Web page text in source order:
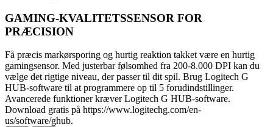
GAMING-KVALITETSSENSOR FOR
PRÆCISION
Få præcis markørsporing og hurtig reaktion takket være en hurtig
gamingsensor. Med justerbar følsomhed fra 200-8.000 DPI kan du
vælge det rigtige niveau, der passer til dit spil. Brug Logitech G
HUB-software til at programmere op til 5 forudindstillinger.
Avancerede funktioner kræver Logitech G HUB-software.
Download gratis på https://www.logitechg.com/en-
us/software/ghub.